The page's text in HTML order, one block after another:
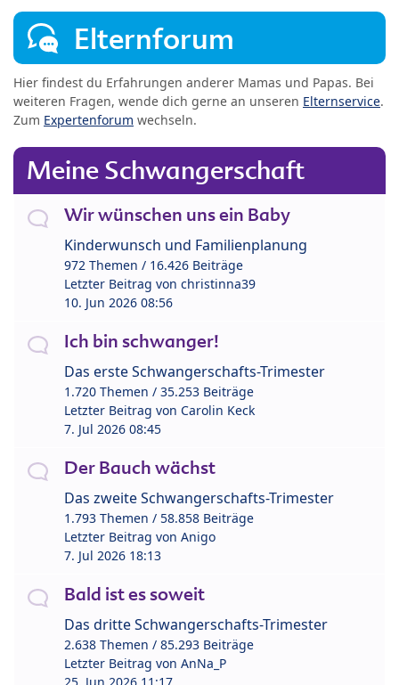
Elternforum
Hier findest du Erfahrungen anderer Mamas und Papas. Bei
weiteren Fragen, wende dich gerne an unseren Elternservice.
Zum Expertenforum wechseln.
Meine Schwangerschaft
Wir wünschen uns ein Baby
Kinderwunsch und Familienplanung
972 Themen / 16.426 Beiträge
Letzter Beitrag von christinna39
10. Jun 2026 08:56
Ich bin schwanger!
Das erste Schwangerschafts-Trimester
1.720 Themen / 35.253 Beiträge
Letzter Beitrag von Carolin Keck
7. Jul 2026 08:45
Der Bauch wächst
Das zweite Schwangerschafts-Trimester
1.793 Themen / 58.858 Beiträge
Letzter Beitrag von Anigo
7. Jul 2026 18:13
Bald ist es soweit
Das dritte Schwangerschafts-Trimester
2.638 Themen / 85.293 Beiträge
Letzter Beitrag von AnNa_P